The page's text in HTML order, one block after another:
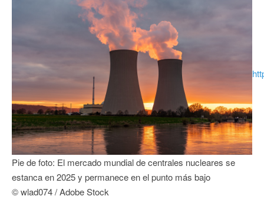
Pie de foto: El mercado mundial de centrales nucleares se
estanca en 2025 y permanece en el punto más bajo
© wlad074 / Adobe Stock